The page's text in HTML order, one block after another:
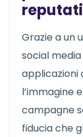
Grazie a un
social
applicazioni
l’immagine
campagne
fiducia che